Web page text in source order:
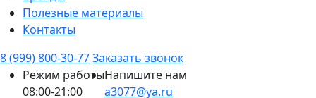
Полезные материалы
Контакты
8 (999) 800-30-77Заказать звонок
Режим работы
08:00-21:00
Напишите нам
a3077@ya.ru